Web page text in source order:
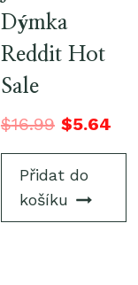
Dýmka
Reddit Hot
Sale
$16.99 $5.64
Přidat do
košíku